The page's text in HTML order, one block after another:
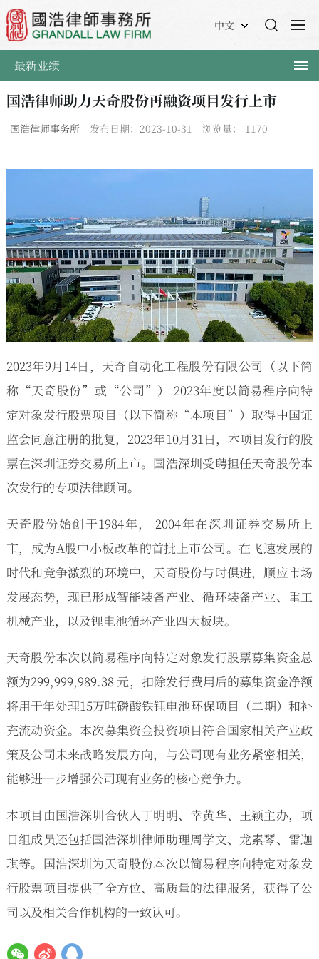
中文
最新业绩
国浩律师助力天奇股份再融资项目发行上市
国浩律师事务所 发布日期：2023-10-31 浏览量： 1170
2023年9月14日，天奇自动化工程股份有限公司（以下简
称“天奇股份”或“公司”） 2023年度以简易程序向特
定对象发行股票项目（以下简称“本项目”）取得中国证
监会同意注册的批复，2023年10月31日，本项目发行的股
票在深圳证券交易所上市。国浩深圳受聘担任天奇股份本
次发行的专项法律顾问。
天奇股份始创于1984年， 2004年在深圳证券交易所上
市，成为A股中小板改革的首批上市公司。在飞速发展的
时代和竞争激烈的环境中，天奇股份与时俱进，顺应市场
发展态势，现已形成智能装备产业、循环装备产业、重工
机械产业，以及锂电池循环产业四大板块。
天奇股份本次以简易程序向特定对象发行股票募集资金总
额为299,999,989.38 元，扣除发行费用后的募集资金净额
将用于年处理15万吨磷酸铁锂电池环保项目（二期）和补
充流动资金。本次募集资金投资项目符合国家相关产业政
策及公司未来战略发展方向，与公司现有业务紧密相关，
能够进一步增强公司现有业务的核心竞争力。
本项目由国浩深圳合伙人丁明明、幸黄华、王颖主办，项
目组成员还包括国浩深圳律师助理周学文、龙素琴、雷迦
琪等。国浩深圳为天奇股份本次以简易程序向特定对象发
行股票项目提供了全方位、高质量的法律服务，获得了公
司以及相关合作机构的一致认可。